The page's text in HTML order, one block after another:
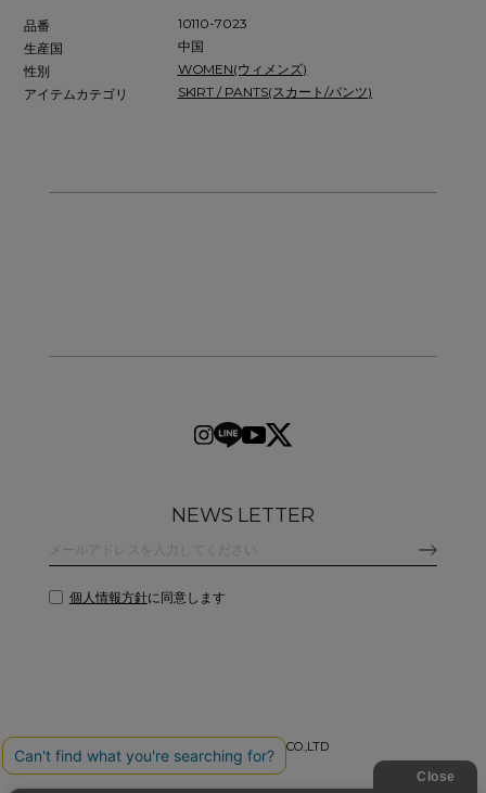
品番
10110-7023
生産国
中国
性別
WOMEN(ウィメンズ)
アイテムカテゴリ
SKIRT / PANTS(スカート/パンツ)
NEWS LETTER
個人情報方針に同意します
2026 CLANE DESIGN CO.,LTD